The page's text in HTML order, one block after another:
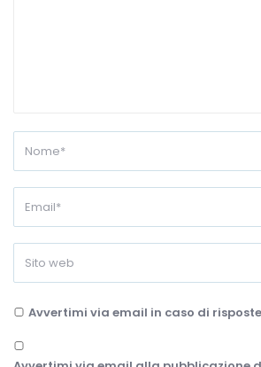
Avvertimi via email in caso di